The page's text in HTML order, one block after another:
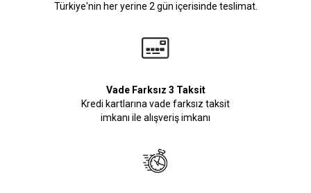
Türkiye'nin her yerine 2 gün içerisinde teslimat.
Vade Farksız 3 Taksit
Kredi kartlarına vade farksız taksit
imkanı ile alışveriş imkanı